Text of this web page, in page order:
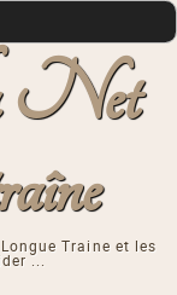
Net
Traine et les
...